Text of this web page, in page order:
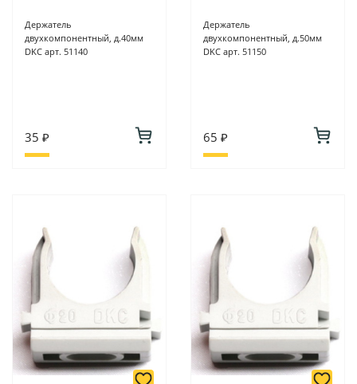
Держатель
двухкомпонентный, д.40мм
DKC арт. 51140
35 ₽
Держатель
двухкомпонентный, д.50мм
DKC арт. 51150
65 ₽